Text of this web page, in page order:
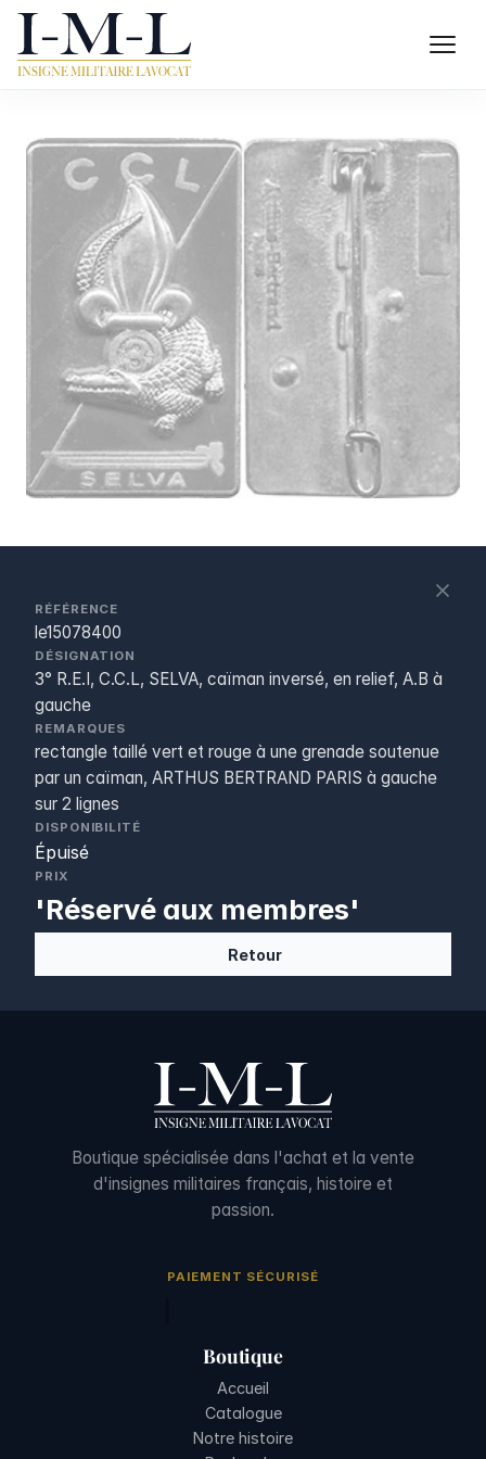
RÉFÉRENCE
le15078400
DÉSIGNATION
3° R.E.I, C.C.L, SELVA, caïman inversé, en relief, A.B à
gauche
REMARQUES
rectangle taillé vert et rouge à une grenade soutenue
par un caïman, ARTHUS BERTRAND PARIS à gauche
sur 2 lignes
DISPONIBILITÉ
Épuisé
PRIX
'Réservé aux membres'
Retour
Boutique spécialisée dans l'achat et la vente
d'insignes militaires français, histoire et
passion.
PAIEMENT SÉCURISÉ
Boutique
Accueil
Catalogue
Notre histoire